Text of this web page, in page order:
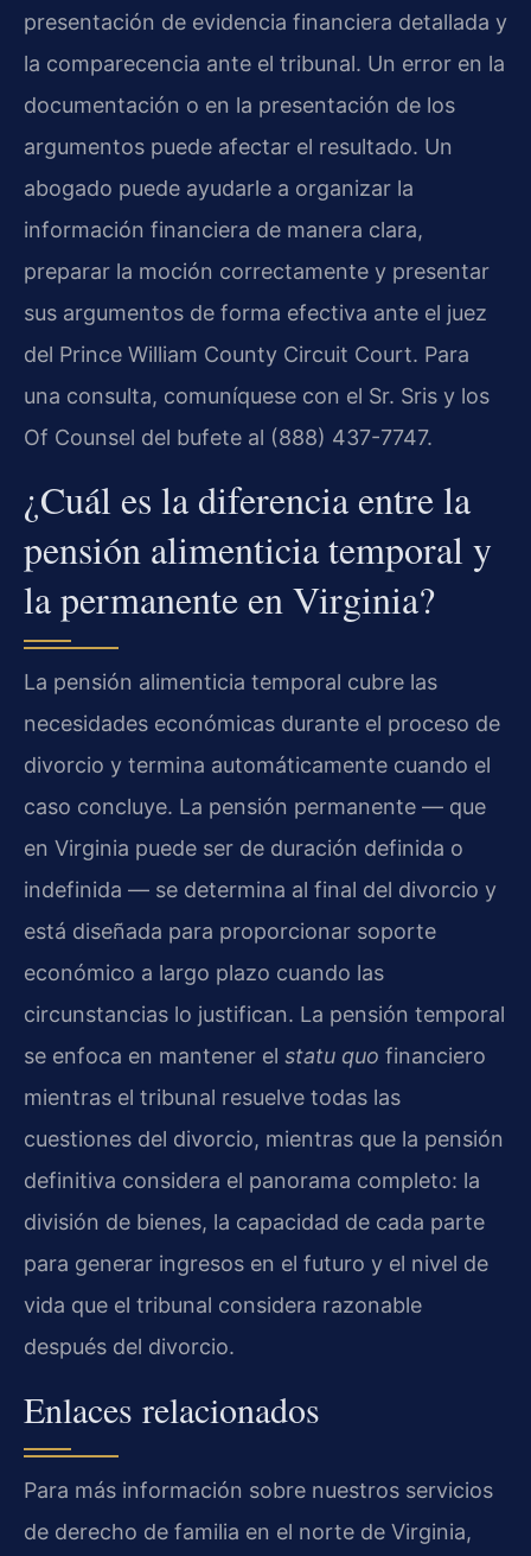
presentación de evidencia financiera detallada y
la comparecencia ante el tribunal. Un error en la
documentación o en la presentación de los
argumentos puede afectar el resultado. Un
abogado puede ayudarle a organizar la
información financiera de manera clara,
preparar la moción correctamente y presentar
sus argumentos de forma efectiva ante el juez
del Prince William County Circuit Court. Para
una consulta, comuníquese con el Sr. Sris y los
Of Counsel del bufete al (888) 437-7747.
¿Cuál es la diferencia entre la
pensión alimenticia temporal y
la permanente en Virginia?
La pensión alimenticia temporal cubre las
necesidades económicas durante el proceso de
divorcio y termina automáticamente cuando el
caso concluye. La pensión permanente — que
en Virginia puede ser de duración definida o
indefinida — se determina al final del divorcio y
está diseñada para proporcionar soporte
económico a largo plazo cuando las
circunstancias lo justifican. La pensión temporal
se enfoca en mantener el statu quo financiero
mientras el tribunal resuelve todas las
cuestiones del divorcio, mientras que la pensión
definitiva considera el panorama completo: la
división de bienes, la capacidad de cada parte
para generar ingresos en el futuro y el nivel de
vida que el tribunal considera razonable
después del divorcio.
Enlaces relacionados
Para más información sobre nuestros servicios
de derecho de familia en el norte de Virginia,